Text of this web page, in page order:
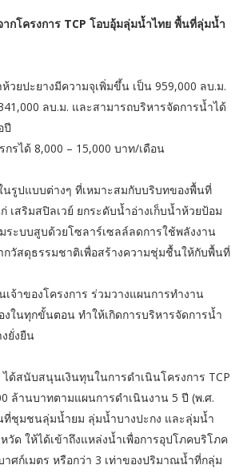
กโครงการ TCP โอบอุ้มลุ่มน้ำไทย พื้นที่ลุ่มน้ำ
วยปะยางมีความจุเพิ่มขึ้น เป็น 959,000 ลบ.ม.
ลบ.ม. และสามารถบริหารจัดการน้ำได้
ปี
กรได้ 8,000 – 15,000 บาท/เดือน
นรูปแบบต่างๆ ที่เหมาะสมกับบริบทของพื้นที่
เสริมสปิลเวย์ ยกระดับน้ำอ่างเก็บน้ำห้วยป้อม
มระบบสูบด้วยโซลาร์เซลล์ลดการใช้พลังงาน
กวัสดุธรรมชาติเพื่อสร้างความชุ่มชื้นให้กับพื้นที่
จ้าของโครงการ ร่วมวางแผนการทำงาน
งในทุกขั้นตอน ทำให้เกิดการบริหารจัดการน้ำ
ยั่งยืน
ด้สนับสนุนเงินทุนในการดำเนินโครงการ TCP
ล้านบาทตามแผนการดำเนินงาน 5 ปี (พ.ศ.
ที่ชุมชนลุ่มน้ำยม ลุ่มน้ำบางปะกง และลุ่มน้ำ
วัด ให้ได้เข้าถึงแหล่งน้ำเพื่อการอุปโภคบริโภค
าศก์เมตร หรือกว่า 3 เท่าของปริมาณน้ำที่กลุ่ม